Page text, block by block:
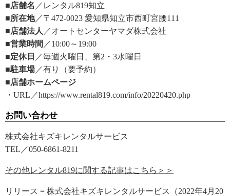
■店舗名 ／レンタル819知立
■所在地／〒472-0023 愛知県知立市西町宮腰111
■店舗法人 ／オートセンターヤマダ株式会社
■営業時間 ／10:00～19:00
■定休日 ／毎週火曜日、第2・3水曜日
■駐車場／有り（要予約）
■店舗ホームページ
・URL／https://www.rental819.com/info/20220420.php
お問い合わせ
株式会社キズキレンタルサービス
TEL／050-6861-8211
その他レンタル819に関する記事はこちら＞＞
リリース = 株式会社キズキレンタルサービス（2022年4月20